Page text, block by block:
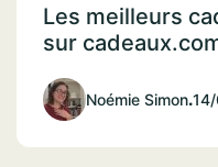
Les meilleurs
sur
Noémie Simon.